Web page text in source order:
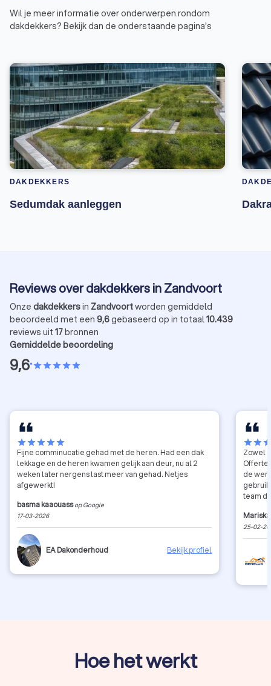
Wil je meer informatie over onderwerpen rondom
dakdekkers? Bekijk dan de onderstaande pagina's
DAKDEKKERS
Sedumdak aanleggen
Reviews over dakdekkers in Zandvoort
Onze dakdekkersin Zandvoortworden gemiddeld
beoordeeld met een 9,6gebaseerd op in totaal10.439
reviews uit 17bronnen
Gemiddelde beoordeling
9,6•starstarstarstarstar
starstarstarstarstar
Fijne comminucatie gehad met de heren. Had een dak
lekkage en de heren kwamen gelijk aan deur, nu al 2
weken later nergens last meer van gehad. Netjes
afgewerkt!
basma kaaouass op Google
17-03-2026
EA Dakonderhoud Bekijk profiel
starstar
Zowel
Offerte
de
team
super
wordt
25-02-
Hoe het werkt